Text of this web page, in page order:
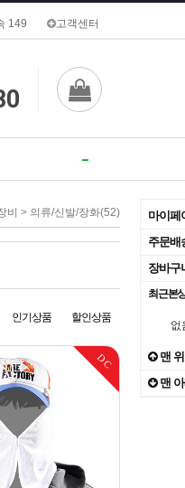
149 고객센터
1
3
마이페
주문배
장바구
최근본
없
맨
맨
비 > 의류/신발/장화(52)
인기상품 할인상품
DC